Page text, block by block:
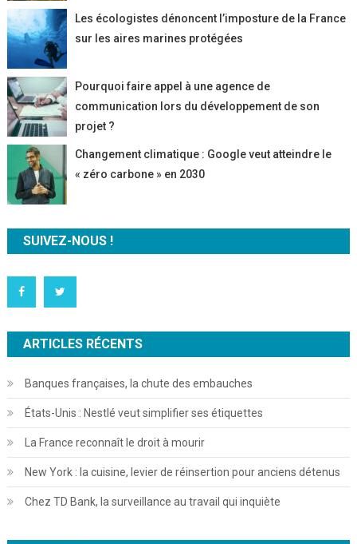
Les écologistes dénoncent l’imposture de la France
sur les aires marines protégées
Pourquoi faire appel à une agence de
communication lors du développement de son
projet ?
Changement climatique : Google veut atteindre le
« zéro carbone » en 2030
SUIVEZ-NOUS !
ARTICLES RÉCENTS
Banques françaises, la chute des embauches
États-Unis : Nestlé veut simplifier ses étiquettes
La France reconnaît le droit à mourir
New York : la cuisine, levier de réinsertion pour anciens détenus
Chez TD Bank, la surveillance au travail qui inquiète